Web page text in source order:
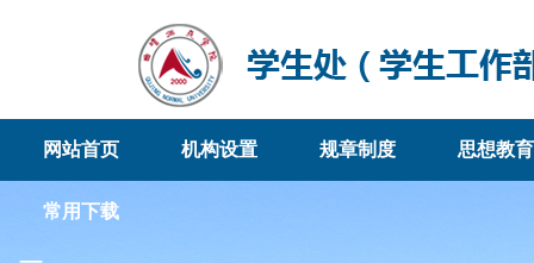
网站首页 机构设置 规章制度 思想教育
常用下载